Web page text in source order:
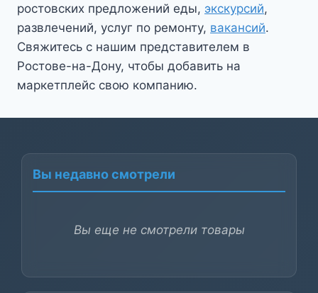
ростовских предложений еды, экскурсий,
развлечений, услуг по ремонту, вакансий.
Свяжитесь с нашим представителем в
Ростове-на-Дону, чтобы добавить на
маркетплейс свою компанию.
Вы недавно смотрели
Вы еще не смотрели товары